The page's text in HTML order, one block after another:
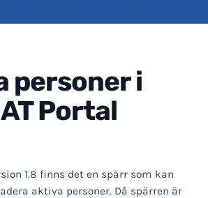
personer i
Portal
1.8 finns det en spärr som kan
aktiva personer. Då spärren är